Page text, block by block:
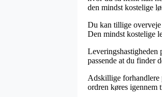
den mindst kostelige
Du kan tillige
Den mindst kostelige
Leveringshastigheden
passende at du finder
Adskillige forhandlere
ordren køres igennem